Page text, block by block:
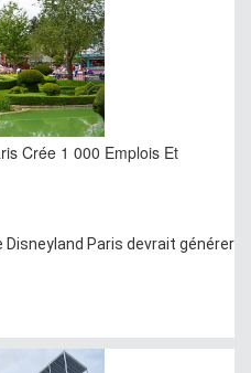
Crée 1 000 Emplois Et
Paris devrait générer